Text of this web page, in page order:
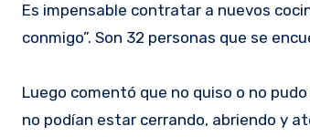
Es impensable contratar a nuevos
conmigo”. Son 32 personas que se
Luego comentó que no quiso o no
no podían estar cerrando, abriendo y